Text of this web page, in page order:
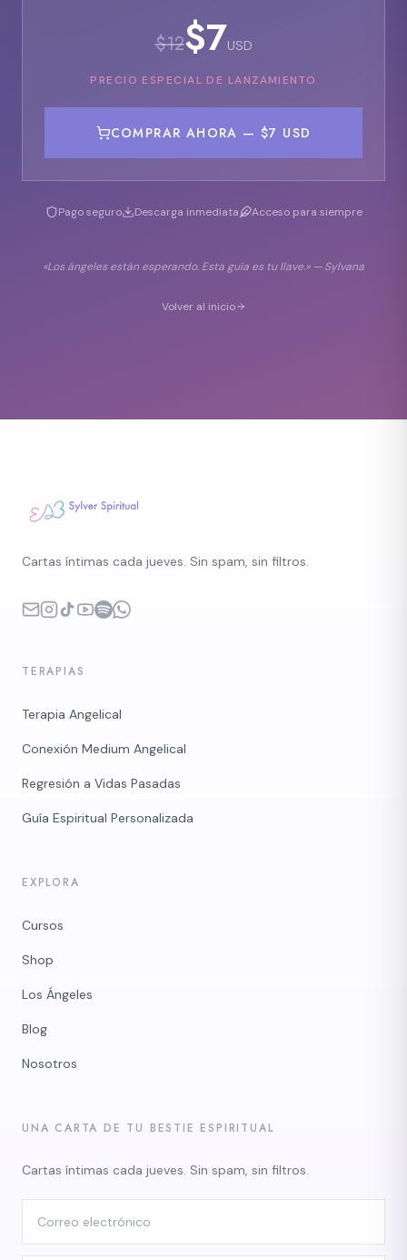
$12$7USD
PRECIO ESPECIAL DE LANZAMIENTO
COMPRAR AHORA — $7 USD
Pago seguro Descarga inmediata Acceso para siempre
«Los ángeles están esperando. Esta guía es tu llave.» — Sylvana
Volver al inicio
Cartas íntimas cada jueves. Sin spam, sin filtros.
TERAPIAS
Terapia Angelical
Conexión Medium Angelical
Regresión a Vidas Pasadas
Guía Espiritual Personalizada
EXPLORA
Cursos
Shop
Los Ángeles
Blog
Nosotros
UNA CARTA DE TU BESTIE ESPIRITUAL
Cartas íntimas cada jueves. Sin spam, sin filtros.